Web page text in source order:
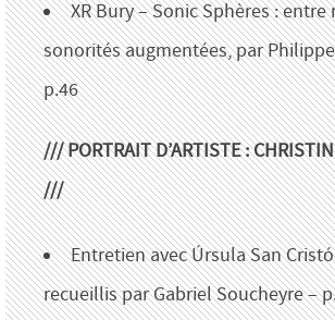
XR Bury – Sonic Sphères :
sonorités augmentées, par
p.46
/// PORTRAIT D’ARTISTE :
///
Entretien avec Úrsula San
recueillis par Gabriel Soucheyre –